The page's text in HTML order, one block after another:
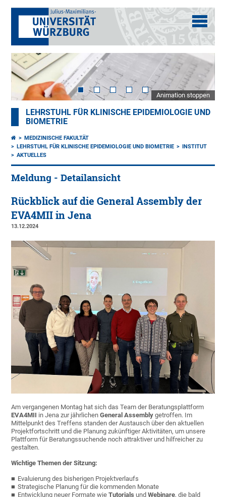
Animation stoppen
LEHRSTUHL FÜR KLINISCHE EPIDEMIOLOGIE UND
BIOMETRIE
MEDIZINISCHE FAKULTÄT
LEHRSTUHL FÜR KLINISCHE EPIDEMIOLOGIE UND BIOMETRIE
INSTITUT
AKTUELLES
Meldung - Detailansicht
Rückblick auf die General Assembly der
EVA4MII in Jena
13.12.2024
Am vergangenen Montag hat sich das Team der Beratungsplattform
EVA4MII in Jena zur jährlichenGeneral Assembly getroffen. Im
Mittelpunkt des Treffens standen der Austausch über den aktuellen
Projektfortschritt und die Planung zukünftiger Aktivitäten, um unsere
Plattform für Beratungssuchende noch attraktiver und hilfreicher zu
gestalten.
Wichtige Themen der Sitzung:
Evaluierung des bisherigen Projektverlaufs
Strategische Planung für die kommenden Monate
Entwicklung neuer Formate wieTutorials undWebinare, die bald